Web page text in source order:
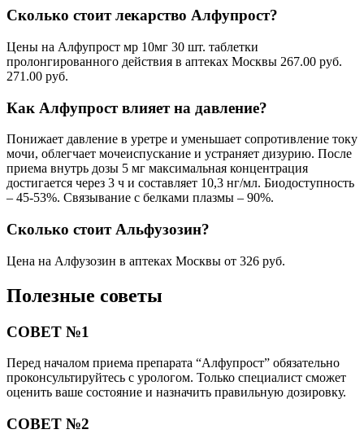
Сколько стоит лекарство Алфупрост?
Цены на Алфупрост мр 10мг 30 шт. таблетки
пролонгированного действия в аптеках Москвы 267.00 руб.
271.00 руб.
Как Алфупрост влияет на давление?
Понижает давление в уретре и уменьшает сопротивление току
мочи, облегчает мочеиспускание и устраняет дизурию. После
приема внутрь дозы 5 мг максимальная концентрация
достигается через 3 ч и составляет 10,3 нг/мл. Биодоступность
– 45-53%. Связывание с белками плазмы – 90%.
Сколько стоит Альфузозин?
Цена на Алфузозин в аптеках Москвы от 326 руб.
Полезные советы
СОВЕТ №1
Перед началом приема препарата “Алфупрост” обязательно
проконсультируйтесь с урологом. Только специалист сможет
оценить ваше состояние и назначить правильную дозировку.
СОВЕТ №2